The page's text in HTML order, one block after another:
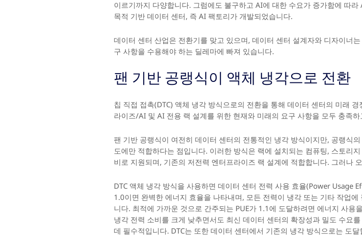
이르기까지 다양합니다. 그럼에도 불구하고 AI에 대한 수요가 증가함에 따
목적 기반 데이터 센터, 즉 AI 팩토리가 개발되었습니다.
데이터 센터 산업은 전환기를 맞고 있으며, 데이터 센터 설계자와 디자이너
구 사항을 수용해야 하는 딜레마에 빠져 있습니다.
팬 기반 공랭식이 액체 냉각으로 전환
칩 직접 접촉(DTC) 액체 냉각 방식으로의 전환을 통해 데이터 센터의 미래
라이즈/AI 및 AI 전용 랙 설계를 위한 현재와 미래의 요구 사항을 모두 충족
팬 기반 공랭식이 여전히 데이터 센터의 전통적인 냉각 방식이지만, 공랭식
도에만 적합하다는 점입니다. 이러한 방식은 랙에 설치되는 컴퓨팅, 스토리
비로 지원되며, 기존의 저전력 엔터프라이즈 랙 설계에 적합합니다. 그러나
DTC 액체 냉각 방식을 사용하면 데이터 센터 전력 사용 효율(Power Usage
1.0이면 완벽한 에너지 효율을 나타내며, 모든 전력이 냉각 또는 기타 작업
니다. 최적에 가까운 것으로 간주되는 PUE가 1.1에 도달하려면 에너지 사용
냉각 전력 소비를 크게 낮추면서도 최신 데이터 센터의 확장성과 밀도 수요
데 필수적입니다. DTC는 또한 데이터 센터에서 기존의 냉각 방식으로는 도